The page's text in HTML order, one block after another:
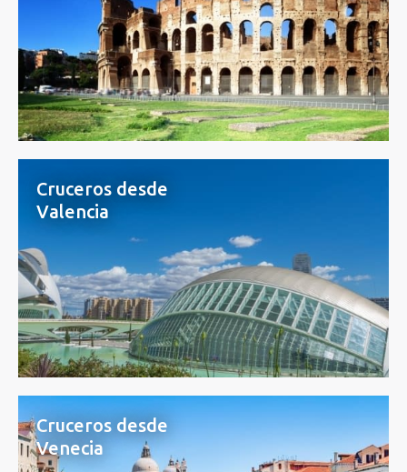
Cruceros desde
Valencia
Cruceros desde
Venecia